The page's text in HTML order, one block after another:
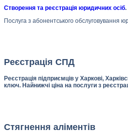
Створення та реєстрація юридичних осіб.
Послуга з абонентського обслуговування
Реєстрація СПД
Реєстрація підприємців у Харкові,
ключ. Найнижчі ціна на послуги з
Стягнення аліментів